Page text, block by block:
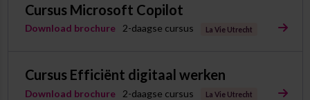
Cursus Microsoft Copilot
Download brochure 2-daagse cursus La Vie Utrecht
Cursus Efficiënt digitaal werken
Download brochure 2-daagse cursus La Vie Utrecht